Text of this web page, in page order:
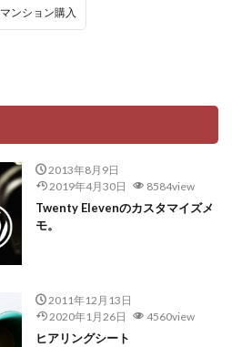
マンション購入
2013年8月9日
2019年4月30日
8584view
Twenty Elevenのカスタマイズメ
モ。
2011年12月13日
2020年1月26日
4560view
ヒアリングシート